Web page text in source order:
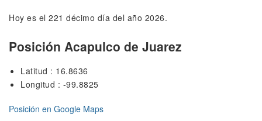
Hoy es el 221 décimo día del año 2026.
Posición Acapulco de Juarez
Latitud : 16.8636
Longitud : -99.8825
Posición en Google Maps